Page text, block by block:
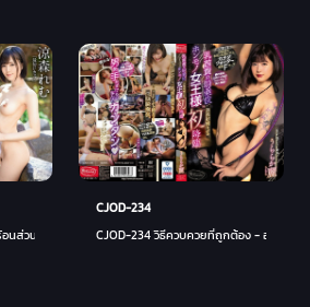
นส่วนตัว - เรมุ สุซึโมริ
CJOD-234
CJOD-234 วิธีควบควยที่ถูกต้อง - อุราระ เร